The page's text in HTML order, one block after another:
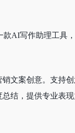
AI写作助理工具
文案创意。支持
结，提供专业表